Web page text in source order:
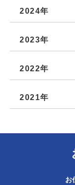
2024年
2023年
2022年
2021年
お